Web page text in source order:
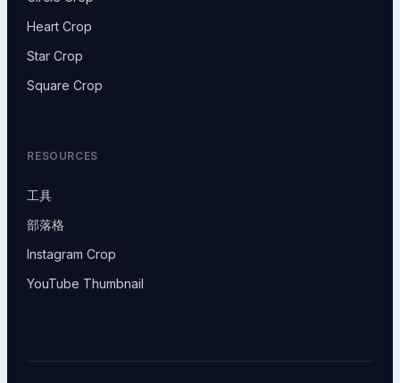
Heart Crop
Star Crop
Square Crop
RESOURCES
工具
部落格
Instagram Crop
YouTube Thumbnail